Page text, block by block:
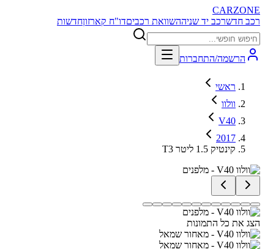
CARZONE
רכב חדשרכב יד שניההשוואת רכביםדו"ח קארזוןחדשות
הרשמה/התחברות
ראשי
וולוו
V40
2017
T3 קינטיק 1.5 ליטר
הצג את כל התמונות